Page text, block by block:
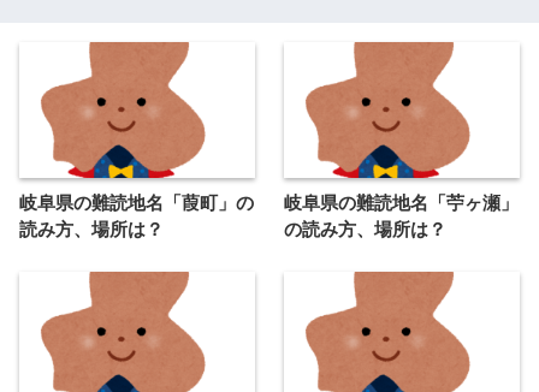
岐阜県の難読地名「葭町」の
読み方、場所は？
岐阜県の難読地名「苧ヶ瀬」
の読み方、場所は？